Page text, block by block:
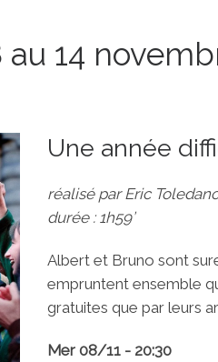
14
Une année
réalisé par Eric
durée : 1h59’
Albert et Bruno sont
empruntent ensemble
gratuites que par leurs
Mer 08/11 - 20:30